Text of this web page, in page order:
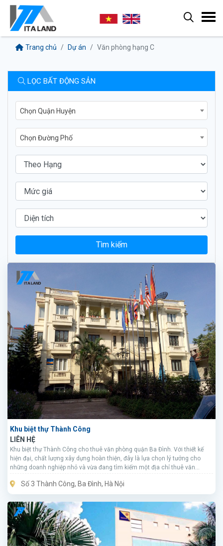
Trang chủ Dự án Văn phòng hạng C
LỌC BẤT ĐỘNG SẢN
Chọn Quận Huyện
Chọn Đường Phố
Tìm kiếm
Khu biệt thự Thành Công
LIÊN HỆ
Khu biệt thự Thành Công cho thuê văn phòng quận Ba Đình. Với thiết kế
hiện đại, chất lượng xây dựng hoàn thiện, đây là lựa chọn lý tưởng cho
những doanh nghiệp nhỏ và vừa đang tìm kiếm một địa chỉ thuê văn
Số 3 Thành Công, Ba Đình, Hà Nội